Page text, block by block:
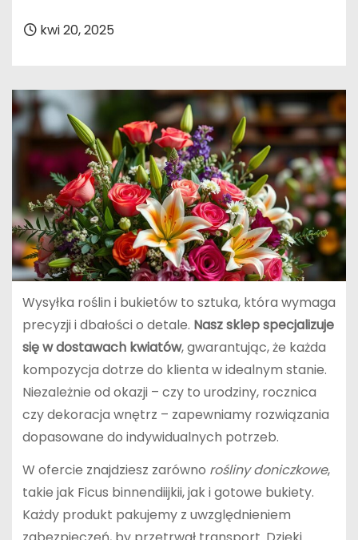
kwi 20, 2025
Wysyłka roślin i bukietów to sztuka, która wymaga
precyzji i dbałości o detale. Nasz sklep specjalizuje
się w dostawach kwiatów, gwarantując, że każda
kompozycja dotrze do klienta w idealnym stanie.
Niezależnie od okazji – czy to urodziny, rocznica
czy dekoracja wnętrz – zapewniamy rozwiązania
dopasowane do indywidualnych potrzeb.
W ofercie znajdziesz zarówno rośliny doniczkowe,
takie jak Ficus binnendiijkii, jak i gotowe bukiety.
Każdy produkt pakujemy z uwzględnieniem